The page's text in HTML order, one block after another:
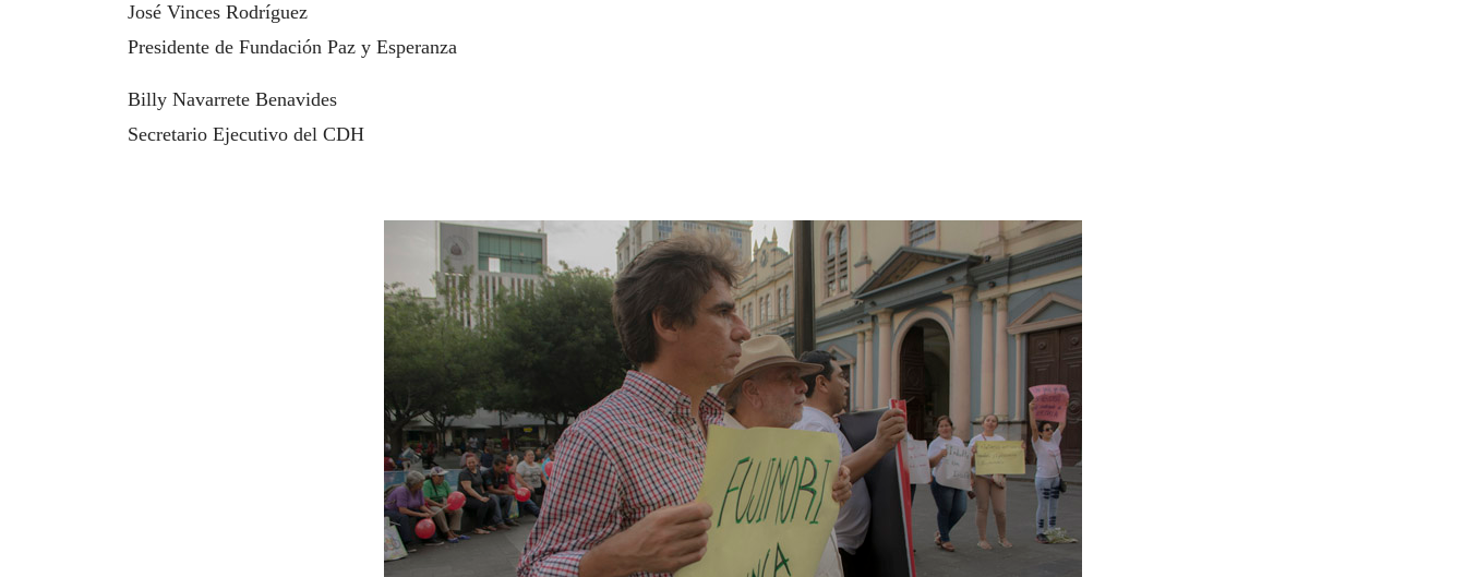
José Vinces Rodríguez
Presidente de Fundación Paz y Esperanza
Billy Navarrete Benavides
Secretario Ejecutivo del CDH